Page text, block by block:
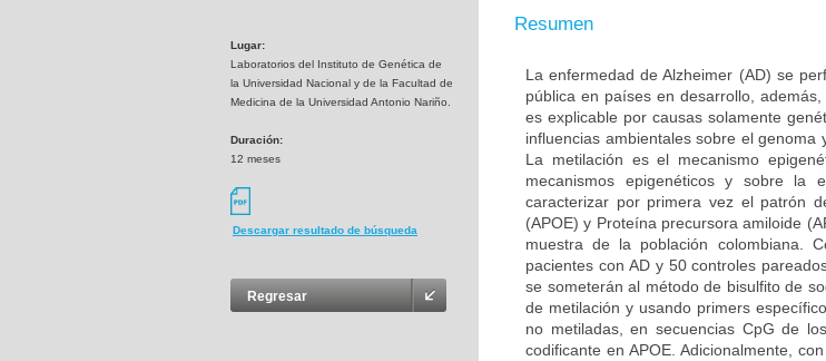
Lugar:
Laboratorios del Instituto de Genética de
la Universidad Nacional y de la Facultad de
Medicina de la Universidad Antonio Nariño.
Duración:
12 meses
Descargar resultado de búsqueda
Regresar
Resumen
La enfermedad de Alzheimer (AD) se
pública en países en desarrollo,
es explicable por causas solamente
influencias ambientales sobre el genoma
La metilación es el mecanismo
mecanismos epigenéticos y sobre la
caracterizar por primera vez el patrón
(APOE) y Proteína precursora amiloide
muestra de la población colombiana.
pacientes con AD y 50 controles
se someterán al método de bisulfito de
de metilación y usando primers
no metiladas, en secuencias CpG de
codificante en APOE. Adicionalmente,